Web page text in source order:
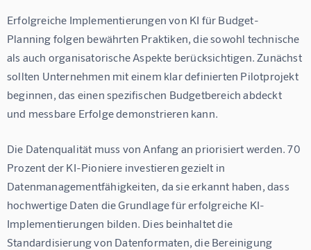
Erfolgreiche Implementierungen von KI für Budget-
Planning folgen bewährten Praktiken, die sowohl technische
als auch organisatorische Aspekte berücksichtigen. Zunächst
sollten Unternehmen mit einem klar definierten Pilotprojekt
beginnen, das einen spezifischen Budgetbereich abdeckt
und messbare Erfolge demonstrieren kann.
Die Datenqualität muss von Anfang an priorisiert werden. 70
Prozent der KI-Pioniere investieren gezielt in
Datenmanagementfähigkeiten, da sie erkannt haben, dass
hochwertige Daten die Grundlage für erfolgreiche KI-
Implementierungen bilden. Dies beinhaltet die
Standardisierung von Datenformaten, die Bereinigung